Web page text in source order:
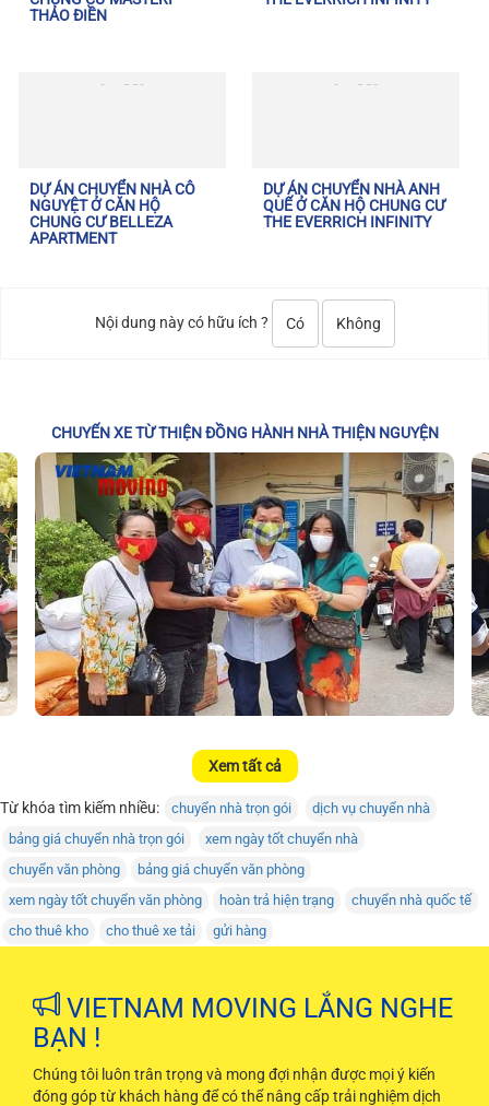
THẢO ĐIỀN
DỰ ÁN CHUYỂN NHÀ CÔ
NGUYỆT Ở CĂN HỘ
CHUNG CƯ BELLEZA
APARTMENT
DỰ ÁN CHUYỂN NHÀ ANH
QUẾ Ở CĂN HỘ CHUNG CƯ
THE EVERRICH INFINITY
Nội dung này có hữu ích ? Có Không
CHUYẾN XE TỪ THIỆN ĐỒNG HÀNH NHÀ THIỆN NGUYỆN
Xem tất cả
Từ khóa tìm kiếm nhiều: chuyển nhà trọn gói
dịch vụ chuyển nhà
bảng giá chuyển nhà trọn gói
xem ngày tốt chuyển nhà
chuyển văn phòng
bảng giá chuyển văn phòng
xem ngày tốt chuyển văn phòng
hoàn trả hiện trạng
chuyển nhà quốc tế
cho thuê kho
cho thuê xe tải gửi hàng
VIETNAM MOVING LẮNG NGHE
BẠN !
Chúng tôi luôn trân trọng và mong đợi nhận được mọi ý kiến
đóng góp từ khách hàng để có thể nâng cấp trải nghiệm dịch